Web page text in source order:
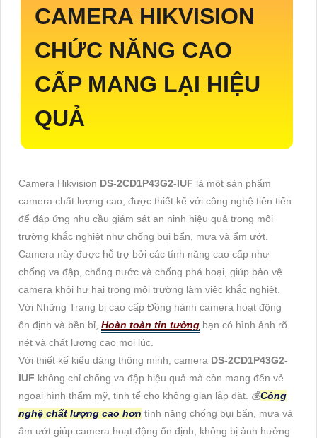
CAMERA HIKVISION
CHỨC NĂNG CAO
CẤP MANG LẠI HIỆU
QUẢ
Camera Hikvision DS-2CD1P43G2-IUF là một sản phẩm
camera chất lượng cao, được thiết kế với công nghệ tiên tiến
để đáp ứng nhu cầu giám sát an ninh hiệu quả trong môi
trường khắc nghiệt như chống bụi bẩn, mưa và ẩm ướt.
Camera này được hỗ trợ bởi các tính năng cao cấp như
chống va đập, chống nước và chống phá hoại, giúp bảo vệ
camera khỏi hư hại trong môi trường làm việc khắc nghiệt.
Với Những Trang bị cao cấp Đồng hành camera hoạt động
ổn định và bền bỉ, Hoàn toàn tin tưởng bạn có hình ảnh rõ
nét và chất lượng cao mọi lúc.
Với thiết kế kiểu dáng thông minh, camera DS-2CD1P43G2-
IUF không chỉ chống va đập hiệu quả mà còn mang đến vẻ
ngoại hình thẩm mỹ, tinh tế cho không gian lắp đặt. 💰Công
nghệ chất lượng cao hơn tính năng chống bụi bẩn, mưa và
ẩm ướt giúp camera hoạt động ổn định, không bị ảnh hưởng